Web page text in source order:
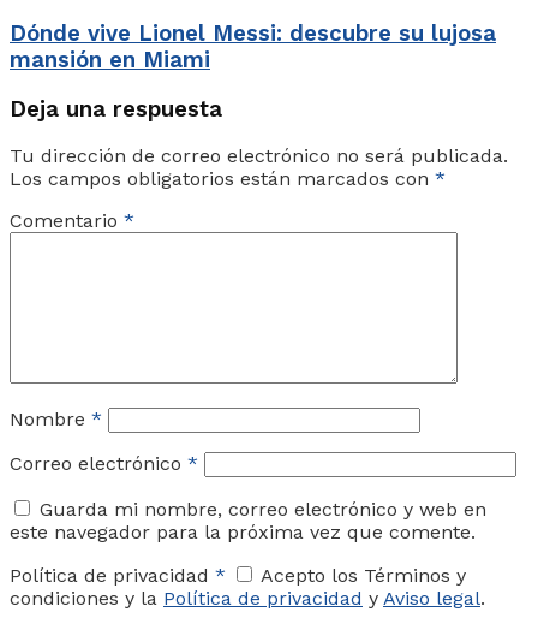
Dónde vive Lionel Messi: descubre su lujosa
mansión en Miami
Deja una respuesta
Tu dirección de correo electrónico no será publicada.
Los campos obligatorios están marcados con *
Comentario *
Nombre *
Correo electrónico *
Guarda mi nombre, correo electrónico y web en
este navegador para la próxima vez que comente.
Política de privacidad *
Acepto los Términos y
condiciones y la Política de privacidad y Aviso legal.